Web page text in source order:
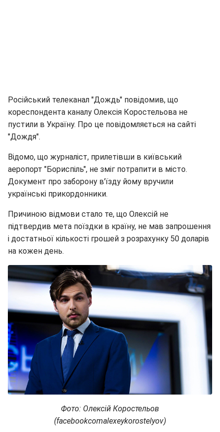
Російський телеканал "Дождь" повідомив, що
кореспондента каналу Олексія Коростельова не
пустили в Україну. Про це повідомляється на сайті
"Дождя".
Відомо, що журналіст, прилетівши в київський
аеропорт "Бориспіль", не зміг потрапити в місто.
Документ про заборону в'їзду йому вручили
українські прикордонники.
Причиною відмови стало те, що Олексій не
підтвердив мета поїздки в країну, не мав запрошення
і достатньої кількості грошей з розрахунку 50 доларів
на кожен день.
Фото: Олексій Коростельов
(facebookcomalexeykorostelyov)